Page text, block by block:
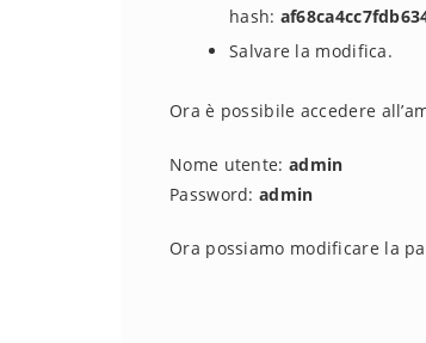
hash:
Salvare la modifica.
Ora è possibile accedere
Nome utente: admin
Password: admin
Ora possiamo modificare la